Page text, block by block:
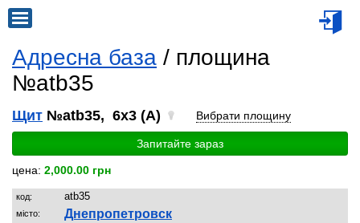
Адресна база / площина
№atb35
Щит №atb35, 6x3 (A) Вибрати площину
Запитайте зараз
цена: 2,000.00 грн
код: atb35
місто: Днепропетровск